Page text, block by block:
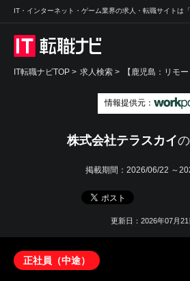
IT・インターネット・ゲーム業界の求人・転職サイトは「
IT転職ナビTOP > 求人検索 > 【鹿児島：リモ
情報提供元：
株式会社テラスカイ
掲載期間： 2026/06/22 ～
更新日：2026年07月21
正社員（中途）